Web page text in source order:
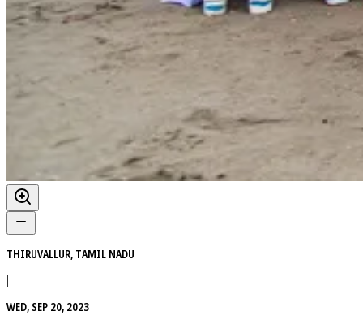
THIRUVALLUR, TAMIL NADU
|
WED, SEP 20, 2023